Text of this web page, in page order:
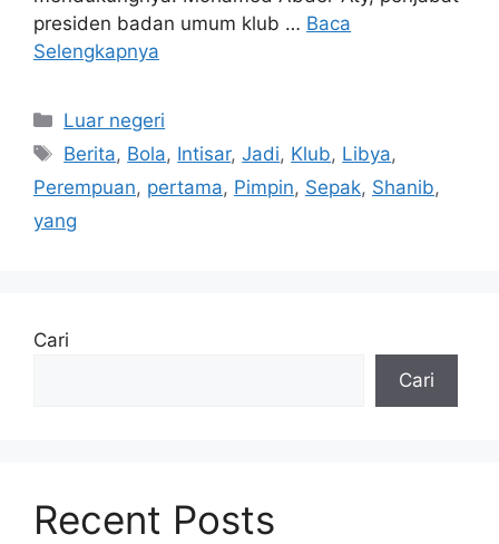
presiden badan umum klub … Baca
Selengkapnya
Kategori
Luar negeri
Tag
Berita, Bola, Intisar,Jadi, Klub, Libya,
Perempuan, pertama, Pimpin, Sepak, Shanib,
yang
Cari
Cari
Recent Posts